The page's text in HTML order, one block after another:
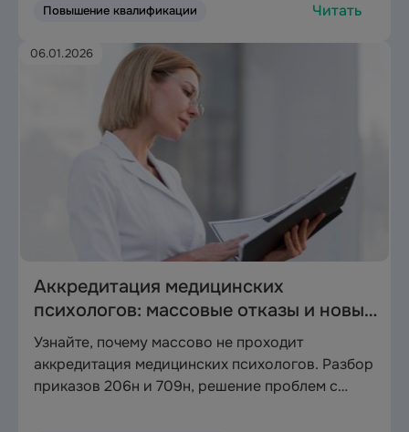
согласно актуальным нормам.
Повышение квалификации Читать
06.01.2026
Аккредитация медицинских
психологов: массовые отказы и новые
правила игры
Узнайте, почему массово не проходит
аккредитация медицинских психологов. Разбор
приказов 206н и 709н, решение проблем с